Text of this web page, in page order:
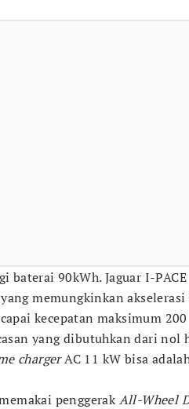
baterai 90kWh. Jaguar I-PACE
memungkinkan akselerasi
kecepatan maksimum 200
yang dibutuhkan dari nol
chargerAC 11 kW bisa
penggerakAll-Wheel